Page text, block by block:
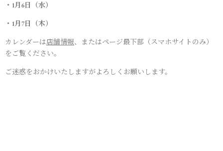
・1月6日（水）
・1月7日（木）
カレンダーは店舗情報、またはページ最下部（スマホサイトのみ）
をご覧ください。
ご迷惑をおかけいたしますがよろしくお願いします。